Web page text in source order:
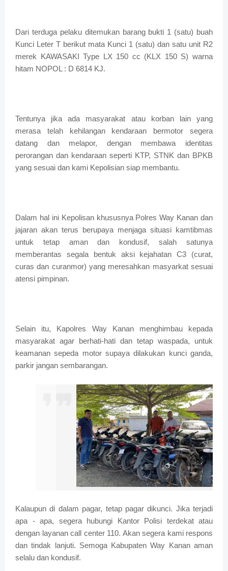
Dari terduga pelaku ditemukan barang bukti 1 (satu) buah
Kunci Leter T berikut mata Kunci 1 (satu) dan satu unit R2
merek KAWASAKI Type LX 150 cc (KLX 150 S) warna
hitam NOPOL : D 6814 KJ.
Tentunya jika ada masyarakat atau korban lain yang
merasa telah kehilangan kendaraan bermotor segera
datang dan melapor, dengan membawa identitas
perorangan dan kendaraan seperti KTP, STNK dan BPKB
yang sesuai dan kami Kepolisian siap membantu.
Dalam hal ini Kepolisan khususnya Polres Way Kanan dan
jajaran akan terus berupaya menjaga situasi kamtibmas
untuk tetap aman dan kondusif, salah satunya
memberantas segala bentuk aksi kejahatan C3 (curat,
curas dan curanmor) yang meresahkan masyarkat sesuai
atensi pimpinan.
Selain itu, Kapolres Way Kanan menghimbau kepada
masyarakat agar berhati-hati dan tetap waspada, untuk
keamanan sepeda motor supaya dilakukan kunci ganda,
parkir jangan sembarangan.
Kalaupun di dalam pagar, tetap pagar dikunci. Jika terjadi
apa - apa, segera hubungi Kantor Polisi terdekat atau
dengan layanan call center 110. Akan segera kami respons
dan tindak lanjuti. Semoga Kabupaten Way Kanan aman
selalu dan kondusif.